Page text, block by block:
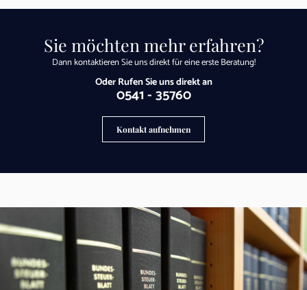
Sie möchten mehr erfahren?
Dann kontaktieren Sie uns direkt für eine erste Beratung!
Kontakt aufnehmen
Oder Rufen Sie uns direkt an
0541 - 35760